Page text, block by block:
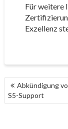
Für weitere
Exzellenz
Abkündigung
S5-Support